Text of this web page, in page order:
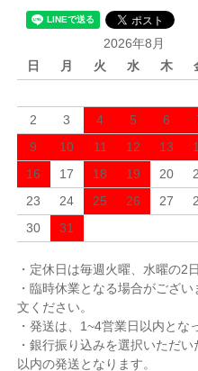
2026年8月
日
月 火 水 木
2
3 4 5 6
9
10 11 12 13
16
17 18 19 20
23
24 25 26 27
30
31
・定休日は毎週火曜、水曜の2
・臨時休業となる場合がござ
文ください。
・発送は、1~4営業日以内とな
・銀行振り込みを選択いただ
以内の発送となります。